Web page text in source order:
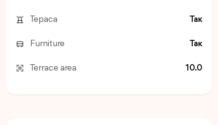
Тераса Так
Furniture Так
Terrace area 10.0